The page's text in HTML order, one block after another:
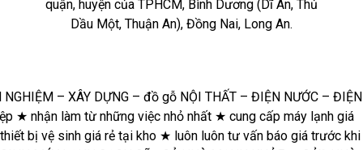
quận, huyện của TPHCM, Bình Dương (Dĩ An, Thủ
Dầu Một, Thuận An), Đồng Nai, Long An.
★
Hoàn
tiền